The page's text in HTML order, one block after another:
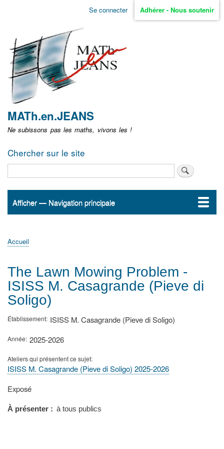
Aller
non
identifié
Se connecter Adhérer - Nous soutenir
MATh.en.JEANS
Ne subissons pas les maths, vivons les !
Chercher sur le site
Navigation
Afficher — Navigation principale
Accueil
ActualitésMATh.en.JEANS ?
Régions et Ateliers
Créer, gérer un atelier
Sujets/Publications
Congrès
d'Ariane
Accueil
The Lawn Mowing Problem -
ISISS M. Casagrande (Pieve di
Soligo)
Établissement ISISS M. Casagrande (Pieve di Soligo)
Année 2025-2026
Ateliers qui présentent ce sujet
ISISS M. Casagrande (Pieve di Soligo) 2025-2026
Type
présentation
Exposé
À présenter à tous publics